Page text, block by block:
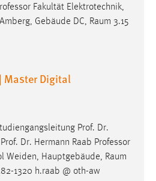
Fakultät Elektrotechnik,
Gebäude DC, Raum 3.15
Master Digital
Prof. Dr.
Dr. Hermann Raab Professor
Weiden, Hauptgebäude, Raum
1320 h.raab @ oth-aw
uns zu verstehen, wie
Website nutzen.
_pk_ses